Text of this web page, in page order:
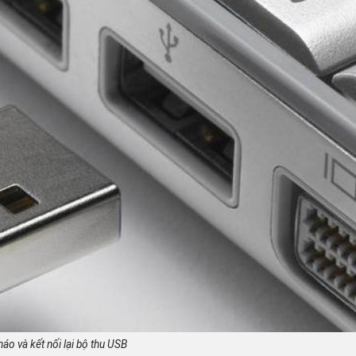
và kết nối lại bộ thu USB